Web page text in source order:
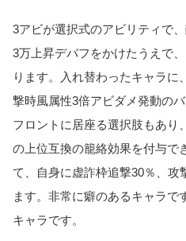
3アビが選択式のアビリティで
3万上昇デバフをかけたうえで
ります。入れ替わったキャラに
撃時風属性3倍アビダメ発動の
フロントに居座る選択肢もあり
の上位互換の籠絡効果を付与で
て、自身に虚詐枠追撃30％、攻
ます。非常に癖のあるキャラで
キャラです。